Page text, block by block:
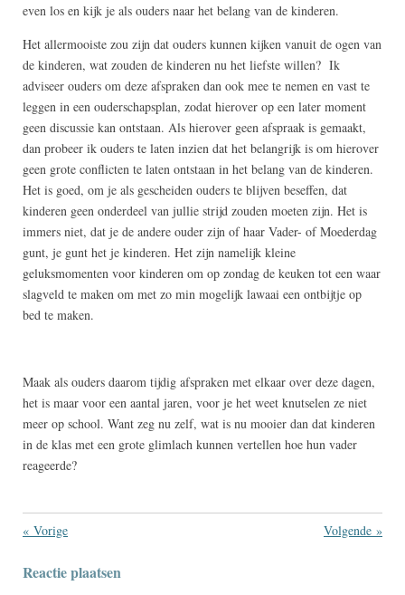
even los en kijk je als ouders naar het belang van de kinderen.
Het allermooiste zou zijn dat ouders kunnen kijken vanuit de ogen van
de kinderen, wat zouden de kinderen nu het liefste willen? Ik
adviseer ouders om deze afspraken dan ook mee te nemen en vast te
leggen in een ouderschapsplan, zodat hierover op een later moment
geen discussie kan ontstaan. Als hierover geen afspraak is gemaakt,
dan probeer ik ouders te laten inzien dat het belangrijk is om hierover
geen grote conflicten te laten ontstaan in het belang van de kinderen.
Het is goed, om je als gescheiden ouders te blijven beseffen, dat
kinderen geen onderdeel van jullie strijd zouden moeten zijn. Het is
immers niet, dat je de andere ouder zijn of haar Vader- of Moederdag
gunt, je gunt het je kinderen. Het zijn namelijk kleine
geluksmomenten voor kinderen om op zondag de keuken tot een waar
slagveld te maken om met zo min mogelijk lawaai een ontbijtje op
bed te maken.
Maak als ouders daarom tijdig afspraken met elkaar over deze dagen,
het is maar voor een aantal jaren, voor je het weet knutselen ze niet
meer op school. Want zeg nu zelf, wat is nu mooier dan dat kinderen
in de klas met een grote glimlach kunnen vertellen hoe hun vader
reageerde?
« Vorige Volgende »
Reactie plaatsen